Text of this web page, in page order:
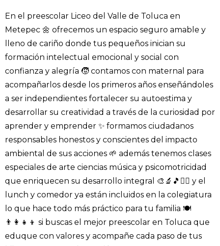
En el preescolar Liceo del Valle de Toluca en
Metepec 🌼 ofrecemos un espacio seguro amable y
lleno de cariño donde tus pequeños inician su
formación intelectual emocional y social con
confianza y alegría 🧒 contamos con maternal para
acompañarlos desde los primeros años enseñándoles
a ser independientes fortalecer su autoestima y
desarrollar su creatividad a través de la curiosidad por
aprender y emprender ✨ formamos ciudadanos
responsables honestos y conscientes del impacto
ambiental de sus acciones 🌱 además tenemos clases
especiales de arte ciencias música y psicomotricidad
que enriquecen su desarrollo integral 🎨🔬🎵🤸‍♀️ y el
lunch y comedor ya están incluidos en la colegiatura
lo que hace todo más práctico para tu familia 🍽️
👨‍👩‍👧‍👦 si buscas el mejor preescolar en Toluca que
eduque con valores y acompañe cada paso de tus